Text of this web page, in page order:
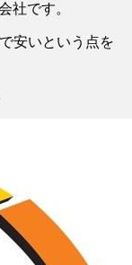
社です。
安いという点を